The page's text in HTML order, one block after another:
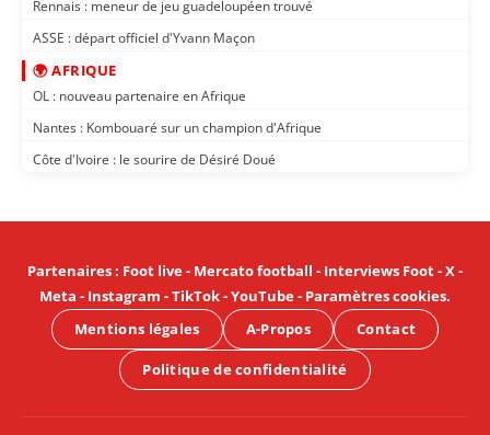
Rennais : meneur de jeu guadeloupéen trouvé
ASSE : départ officiel d'Yvann Maçon
🌍 AFRIQUE
OL : nouveau partenaire en Afrique
Nantes : Kombouaré sur un champion d'Afrique
Côte d'Ivoire : le sourire de Désiré Doué
Partenaires: Foot live- Mercato football - Interviews Foot-X-
Meta - Instagram -TikTok-YouTube- Paramètres cookies.
Mentions légales
A-Propos Contact
Politique de confidentialité